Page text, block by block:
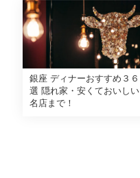
銀座 ディナーおすすめ３６
選 隠れ家・安くておいしい
名店まで！